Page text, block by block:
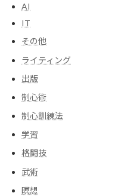
AI
IT
その他
ライティング
出版
制心術
制心訓練法
学習
格闘技
武術
瞑想